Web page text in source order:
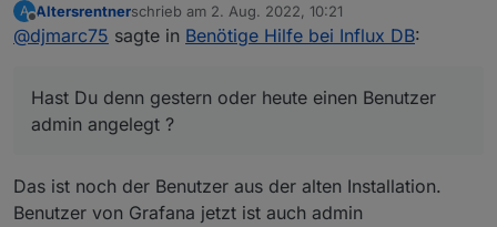
Wenn ja, kann ich ein neues Passwort
admin angelegt ?
A
Offline
Altersrentnerschrieb am 2. Aug. 2022, 10:21
zuletzt editiert von
@djmarc75 sagte in Benötige Hilfe bei Influx DB:
Hast Du denn gestern oder heute einen Benutzer
admin angelegt ?
Das ist noch der Benutzer aus der alten Installation.
Benutzer von Grafana jetzt ist auch admin